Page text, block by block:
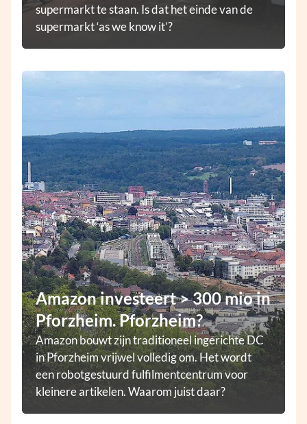
supermarkt te staan. Is dat het einde van de
supermarkt ‘as we know it’?
Amazon investeert > 300 mio in
Pforzheim. Pforzheim?
Amazon bouwt zijn traditioneel ingerichte DC
in Pforzheim vrijwel volledig om. Het wordt
een robotgestuurd fulfilmentcentrum voor
kleinere artikelen. Waarom juist daar?